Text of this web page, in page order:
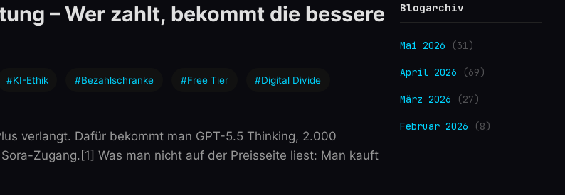
– Wer zahlt, bekommt die bessere
#KI-Ethik #Bezahlschranke #Free Tier #Digital Divide
verlangt. Dafür bekommt man GPT-5.5 Thinking, 2.000
Zugang.[1] Was man nicht auf der Preisseite liest: Man kauft
Blogarchiv
Mai 2026 (31)
April 2026 (69)
März 2026 (27)
Februar 2026 (8)